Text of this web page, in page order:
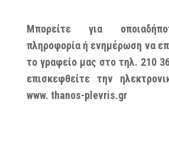
Μπορείτε για
πληροφορία ή ενημέρωση να
το γραφείο μας στο τηλ. 210
επισκεφθείτε την
www. thanos-plevris.gr